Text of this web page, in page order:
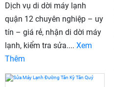
Dịch vụ di dời máy lạnh
quận 12 chuyên nghiệp – uy
tín – giá rẻ, nhận di dời máy
lạnh, kiểm tra sửa.... Xem
Thêm